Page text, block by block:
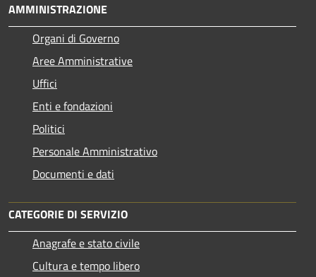
AMMINISTRAZIONE
Organi di Governo
Aree Amministrative
Uffici
Enti e fondazioni
Politici
Personale Amministrativo
Documenti e dati
CATEGORIE DI SERVIZIO
Anagrafe e stato civile
Cultura e tempo libero